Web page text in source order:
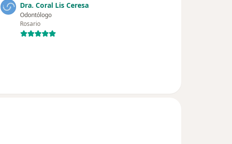
Dra. Coral Lis Ceresa
Odontólogo
Rosario